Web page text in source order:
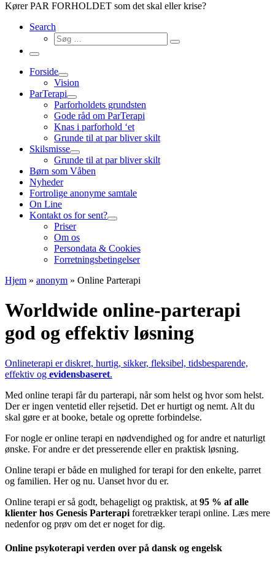
Kører PAR FORHOLDET som det skal eller krise?
Search
Søg
Søg
Menu
Forside
Vision
ParTerapi
Parforholdets grundsten
Gode råd om ParTerapi
Knas i parforhold ‘et
Grunde til at par bliver skilt
Skilsmisse
Grunde til at par bliver skilt
Børn som Våben
Nyheder
Fortrolige anonyme samtale
On Line
Kontakt os for sent?
Priser
Om os
Persondata & Cookies
Forretningsbetingelser
Hjem » anonym » Online Parterapi
Worldwide online-parterapi
god og effektiv løsning
Onlineterapi er diskret, hurtig, sikker, fleksibel, tidsbesparende,
effektiv og evidensbaseret.
Med online terapi får du parterapi, når som helst og hvor som helst.
Der er ingen ventetid eller rejsetid. Det er hurtigt og nemt. Alt du
skal gøre er at booke, betale og oprette forbindelse.
For nogle er online terapi en nødvendighed og for andre et naturligt
ønske. For andre er det presserende eller en praktisk løsning.
Online terapi er både en mulighed for terapi for den enkelte, parret
og familien. Her og nu. Uanset hvor du er.
Online terapi er så godt, behageligt og praktisk, at 95 % af alle
klienter hos Genesis Parterapi foretrækker terapi online. Læs mere
nedenfor og prøv om det er noget for dig.
Online psykoterapi verden over på dansk og engelsk